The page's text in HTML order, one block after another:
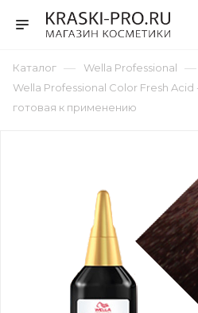
Каталог — Wella Professional —
Wella Professional Color Fresh
готовая к применению